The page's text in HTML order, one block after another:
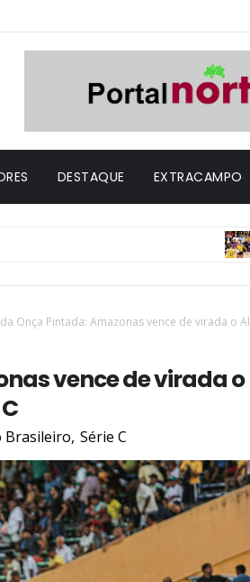
DESTAQUE EXTRACAMPO
Onça Pintada: Amazonas vence de virada o
vence de virada o
Brasileiro, Série C